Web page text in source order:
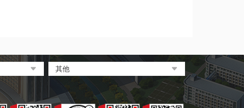
其他
中国教育和科研计算机网